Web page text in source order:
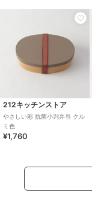
212キッチンストア
やさしい彩 抗菌小判弁当 クル
ミ色
¥1,760